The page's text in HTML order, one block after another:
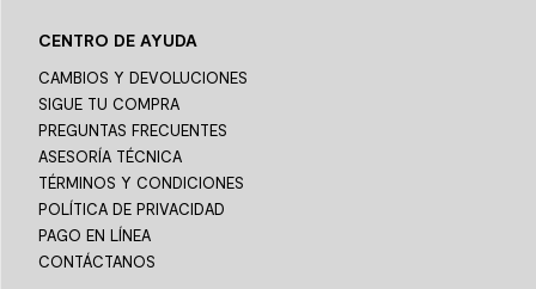
CENTRO DE AYUDA
CAMBIOS Y DEVOLUCIONES
SIGUE TU COMPRA
PREGUNTAS FRECUENTES
ASESORÍA TÉCNICA
TÉRMINOS Y CONDICIONES
POLÍTICA DE PRIVACIDAD
PAGO EN LÍNEA
CONTÁCTANOS